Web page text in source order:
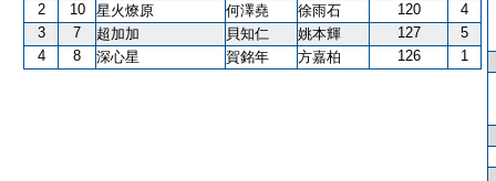
2
10 星火燎原 何澤堯 徐雨石 120
4
3
7 超加加 貝知仁 姚本輝 127
5
4
8 深心星 賀銘年 方嘉柏 126 1